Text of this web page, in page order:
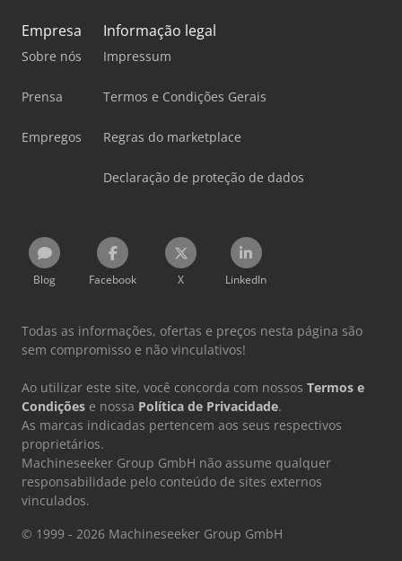
Empresa
Sobre nós
Prensa
Empregos
Informação legal
Impressum
Termos e Condições Gerais
Regras do marketplace
Declaração de proteção de dados
Blog Facebook X LinkedIn
Todas as informações, ofertas e preços nesta página são
sem compromisso e não vinculativos!
Ao utilizar este site, você concorda com nossos Termos e
Condições e nossa Política de Privacidade.
As marcas indicadas pertencem aos seus respectivos
proprietários.
Machineseeker Group GmbH não assume qualquer
responsabilidade pelo conteúdo de sites externos
vinculados.
© 1999 - 2026 Machineseeker Group GmbH